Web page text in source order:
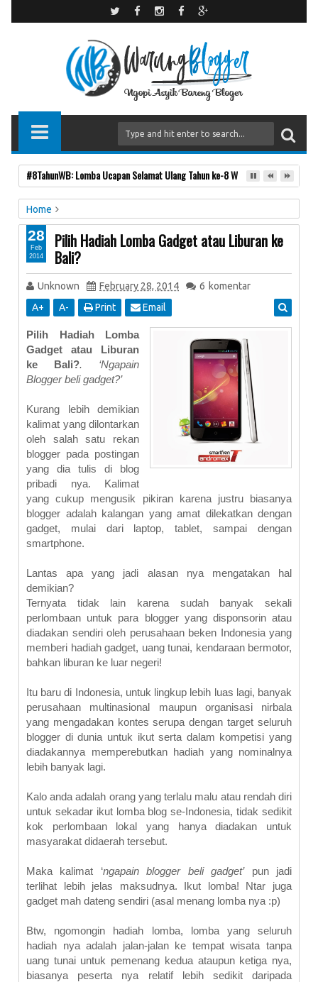
#8TahunWB: Lomba Ucapan Selamat Ulang Tahun ke-8 Warung Blogger
Home
Catatan Ringan
Pilih Hadiah Lomba Gadget atau Liburan ke Bali?
Pilih Hadiah Lomba Gadget atau Liburan ke
Bali?
Unknown February 28, 2014 6 komentar
A+ A- Print Email
Pilih Hadiah Lomba
Gadget atau Liburan
ke Bali?. ‘Ngapain
Blogger beli gadget?’
Kurang lebih demikian
kalimat yang dilontarkan
oleh salah satu rekan
blogger pada postingan
yang dia tulis di blog
pribadi nya. Kalimat
yang cukup mengusik pikiran karena justru biasanya
blogger adalah kalangan yang amat dilekatkan dengan
gadget, mulai dari laptop, tablet, sampai dengan
smartphone.
Lantas apa yang jadi alasan nya mengatakan hal
demikian?
Ternyata tidak lain karena sudah banyak sekali
perlombaan untuk para blogger yang disponsorin atau
diadakan sendiri oleh perusahaan beken Indonesia yang
memberi hadiah gadget, uang tunai, kendaraan bermotor,
bahkan liburan ke luar negeri!
Itu baru di Indonesia, untuk lingkup lebih luas lagi, banyak
perusahaan multinasional maupun organisasi nirbala
yang mengadakan kontes serupa dengan target seluruh
blogger di dunia untuk ikut serta dalam kompetisi yang
diadakannya memperebutkan hadiah yang nominalnya
lebih banyak lagi.
Kalo anda adalah orang yang terlalu malu atau rendah diri
untuk sekadar ikut lomba blog se-Indonesia, tidak sedikit
kok perlombaan lokal yang hanya diadakan untuk
masyarakat didaerah tersebut.
Maka kalimat ‘ngapain blogger beli gadget’pun jadi
terlihat lebih jelas maksudnya. Ikut lomba! Ntar juga
gadget mah dateng sendiri (asal menang lomba nya :p)
Btw, ngomongin hadiah lomba, lomba yang seluruh
hadiah nya adalah jalan-jalan ke tempat wisata tanpa
uang tunai untuk pemenang kedua ataupun ketiga nya,
biasanya peserta nya relatif lebih sedikit daripada
28
Feb
2014